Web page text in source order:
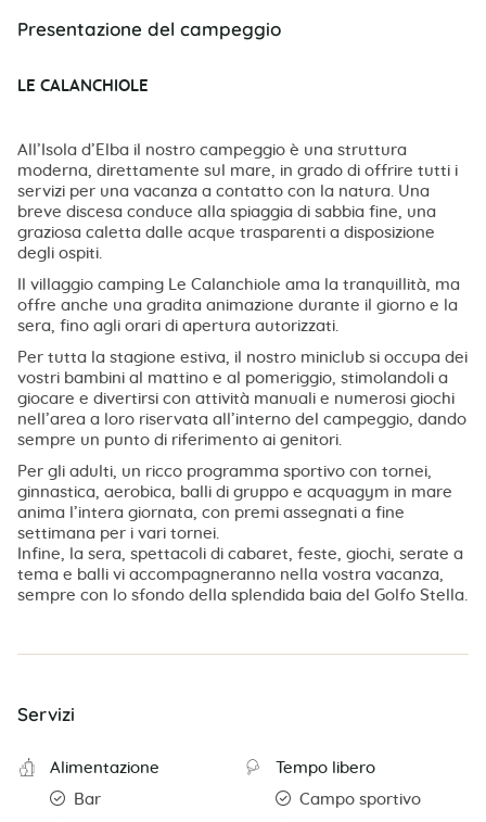
Presentazione del campeggio
LE CALANCHIOLE
All’Isola d’Elba il nostro campeggio è una struttura
moderna, direttamente sul mare, in grado di offrire tutti i
servizi per una vacanza a contatto con la natura. Una
breve discesa conduce alla spiaggia di sabbia fine, una
graziosa caletta dalle acque trasparenti a disposizione
degli ospiti.
Il villaggio camping Le Calanchiole ama la tranquillità, ma
offre anche una gradita animazione durante il giorno e la
sera, fino agli orari di apertura autorizzati.
Per tutta la stagione estiva, il nostro miniclub si occupa dei
vostri bambini al mattino e al pomeriggio, stimolandoli a
giocare e divertirsi con attività manuali e numerosi giochi
nell’area a loro riservata all’interno del campeggio, dando
sempre un punto di riferimento ai genitori.
Per gli adulti, un ricco programma sportivo con tornei,
ginnastica, aerobica, balli di gruppo e acquagym in mare
anima l’intera giornata, con premi assegnati a fine
settimana per i vari tornei.
Infine, la sera, spettacoli di cabaret, feste, giochi, serate a
tema e balli vi accompagneranno nella vostra vacanza,
sempre con lo sfondo della splendida baia del Golfo Stella.
Servizi
Alimentazione
Bar
Tempo libero
Campo sportivo